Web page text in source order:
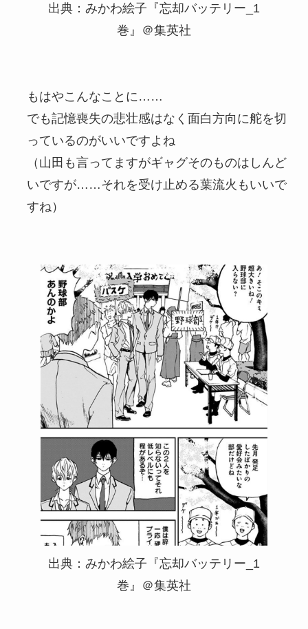
出典：みかわ絵子『忘却バッテリー_1
巻』＠集英社
もはやこんなことに……
でも記憶喪失の悲壮感はなく面白方向に舵を切
っているのがいいですよね
（山田も言ってますがギャグそのものはしんど
いですが……それを受け止める葉流火もいいで
すね）
出典：みかわ絵子『忘却バッテリー_1
巻』＠集英社